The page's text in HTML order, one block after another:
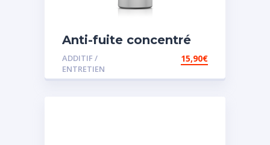
Anti-fuite concentré
pour direction
assistée
ADDITIF /
ENTRETIEN
15,90€